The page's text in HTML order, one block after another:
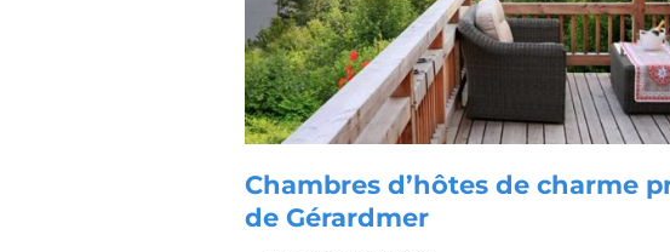
Chambres d’hôtes de charme
de Gérardmer